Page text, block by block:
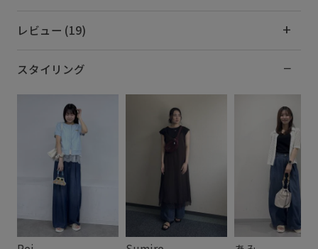
レビュー (19)
スタイリング